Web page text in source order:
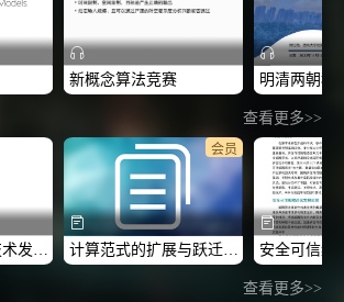
新概念算法竞赛
查看更多>>
中国计算机科学技术发展报告
会员
计算范式的扩展与跃迁：从CS1.0到CS2+
查看更多>>